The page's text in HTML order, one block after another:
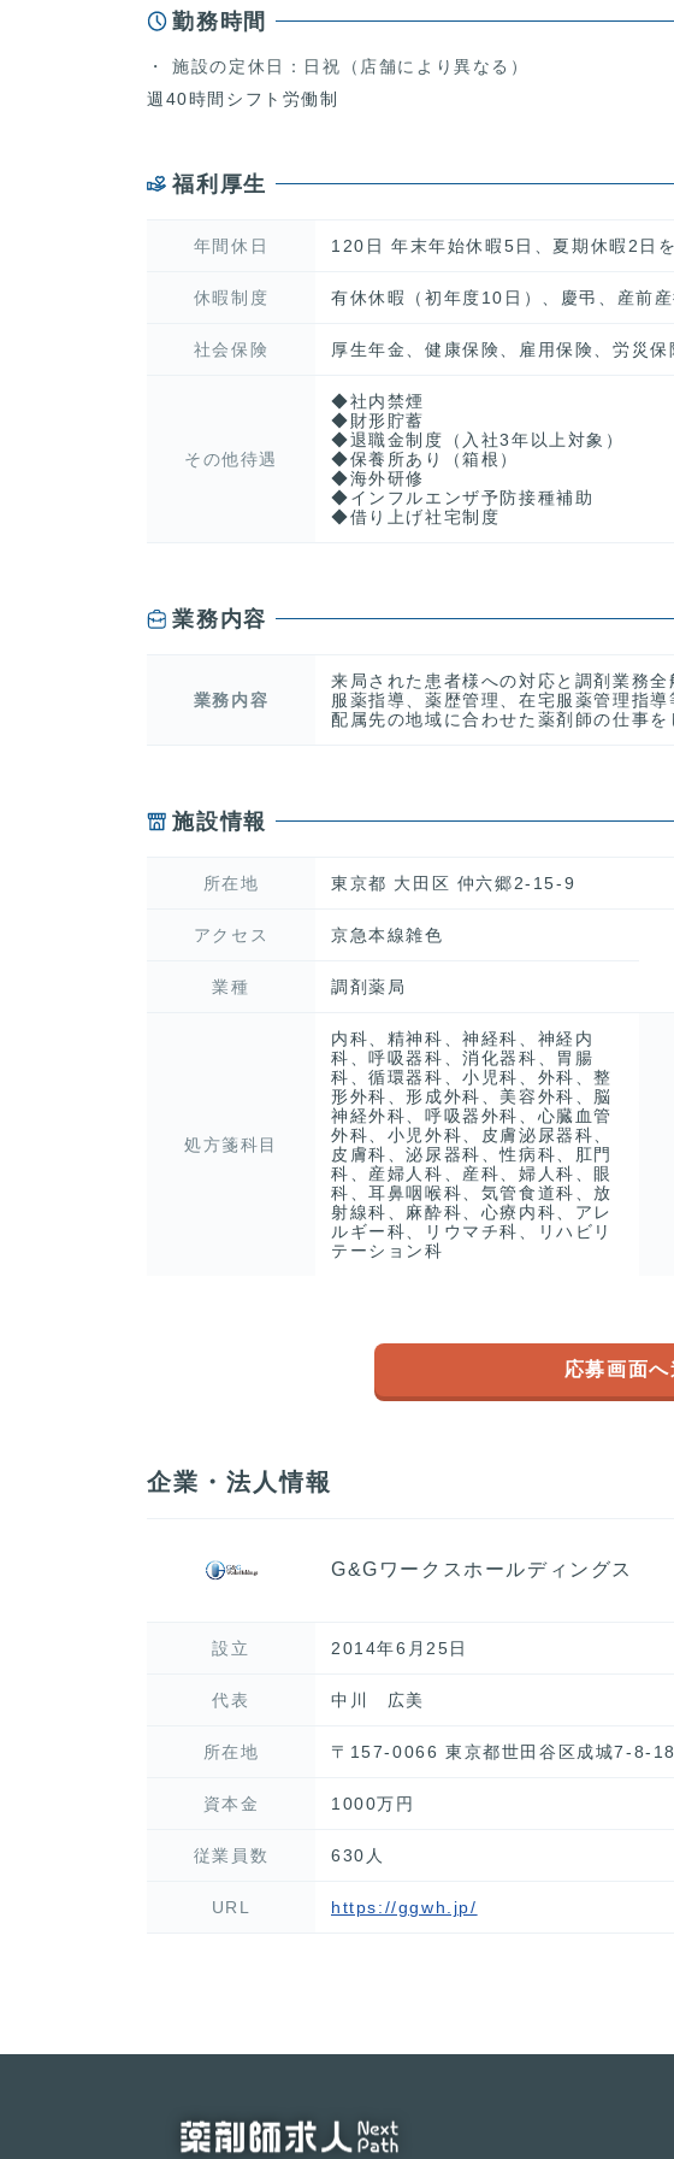
勤務時間
施設の定休日：日祝（店舗により異なる）
週40時間シフト労働制
福利厚生
年間休日 120日 年末年始休暇5日、夏期休暇2日
休暇制度 有休休暇（初年度10日）、慶弔、産前
社会保険 厚生年金、健康保険、雇用保険、労災保
その他待遇
◆社内禁煙
◆財形貯蓄
◆退職金制度（入社3年以上対象）
◆保養所あり（箱根）
◆海外研修
◆インフルエンザ予防接種補助
◆借り上げ社宅制度
業務内容
業務内容
来局された患者様への対応と調剤業務全
服薬指導、薬歴管理、在宅服薬管理指導
配属先の地域に合わせた薬剤師の仕事を
施設情報
所在地 東京都 大田区 仲六郷2-15-9
アクセス 京急本線雑色
業種 調剤薬局
処方箋科目
内科、精神科、神経科、神経内
科、呼吸器科、消化器科、胃腸
科、循環器科、小児科、外科、整
形外科、形成外科、美容外科、脳
神経外科、呼吸器外科、心臓血管
外科、小児外科、皮膚泌尿器科、
皮膚科、泌尿器科、性病科、肛門
科、産婦人科、産科、婦人科、眼
科、耳鼻咽喉科、気管食道科、放
射線科、麻酔科、心療内科、アレ
ルギー科、リウマチ科、リハビリ
テーション科
応募画面へ
企業・法人情報
G&Gワークスホールディングス
設立 2014年6月25日
代表 中川 広美
所在地 〒157-0066 東京都世田谷区成城7-8-18
資本金 1000万円
従業員数 630人
URL https://ggwh.jp/